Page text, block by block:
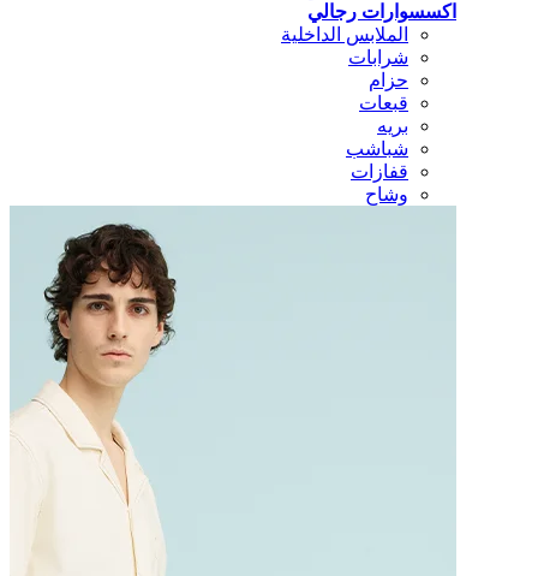
اكسسوارات رجالي
الملابس الداخلية
شرابات
حزام
قبعات
بريه
شباشب
قفازات
وشاح